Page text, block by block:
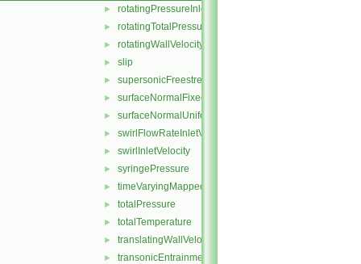
► rotatingPressureInletOutletVelocity
► rotatingTotalPressure
► rotatingWallVelocity
► slip
► supersonicFreestream
► surfaceNormalFixedValue
► surfaceNormalUniformFixedValue
► swirlFlowRateInletVelocity
► swirlInletVelocity
► syringePressure
► timeVaryingMappedFixedValue
► totalPressure
► totalTemperature
► translatingWallVelocity
► transonicEntrainmentPressure